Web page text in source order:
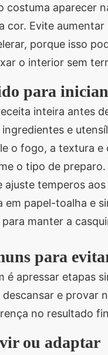
costuma aparecer
cor. Evite aumentar
porque isso
o interior sem
para
inteira antes
ingredientes e
o fogo, a textura e
o tipo de preparo.
ajuste temperos
em papel-toalha e
manter a
para
é apressar etapas
descansar e provar
no resultado
ou adaptar